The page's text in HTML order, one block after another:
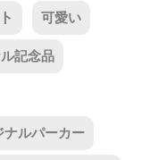
可愛い
記念品
ナルパーカー